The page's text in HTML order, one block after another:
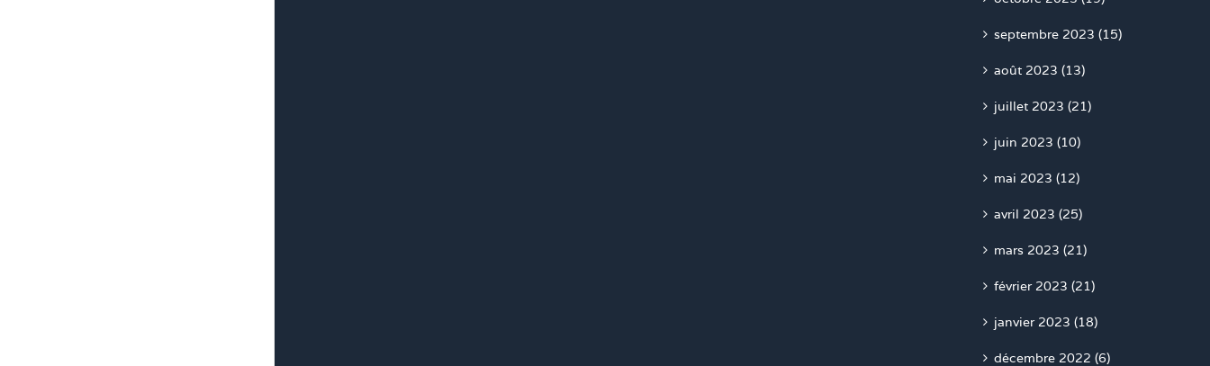
septembre 2023 (15)
août 2023 (13)
juillet 2023 (21)
juin 2023 (10)
mai 2023 (12)
avril 2023 (25)
mars 2023 (21)
février 2023 (21)
janvier 2023 (18)
décembre 2022 (6)